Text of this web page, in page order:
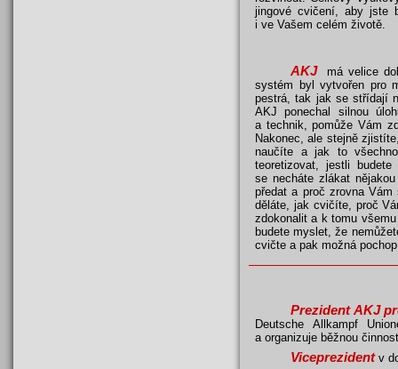
jingové cvičení, aby jste
i ve Vašem celém životě.
AKJmá velice
systém byl vytvořen pro
pestrá, tak jak se střídají
AKJ ponechal silnou
a technik, pomůže Vám
Nakonec, ale stejně
naučíte a jak to
teoretizovat, jestli
se necháte zlákat
předat a proč zrovna
děláte, jak cvičíte, proč
zdokonalit a k tomu
budete myslet, že
cvičte a pak možná
Prezident AKJ
Deutsche Allkampf
a organizuje běžnou
Viceprezident v